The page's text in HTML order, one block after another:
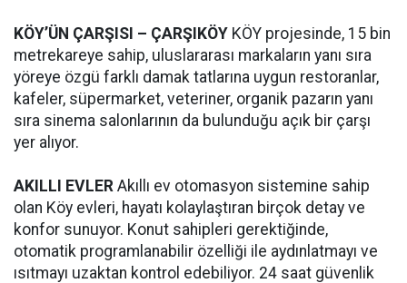
KÖY’ÜN ÇARŞISI – ÇARŞIKÖY KÖY projesinde, 15 bin
metrekareye sahip, uluslararası markaların yanı sıra
yöreye özgü farklı damak tatlarına uygun restoranlar,
kafeler, süpermarket, veteriner, organik pazarın yanı
sıra sinema salonlarının da bulunduğu açık bir çarşı
yer alıyor.
AKILLI EVLER Akıllı ev otomasyon sistemine sahip
olan Köy evleri, hayatı kolaylaştıran birçok detay ve
konfor sunuyor. Konut sahipleri gerektiğinde,
otomatik programlanabilir özelliği ile aydınlatmayı ve
ısıtmayı uzaktan kontrol edebiliyor. 24 saat güvenlik